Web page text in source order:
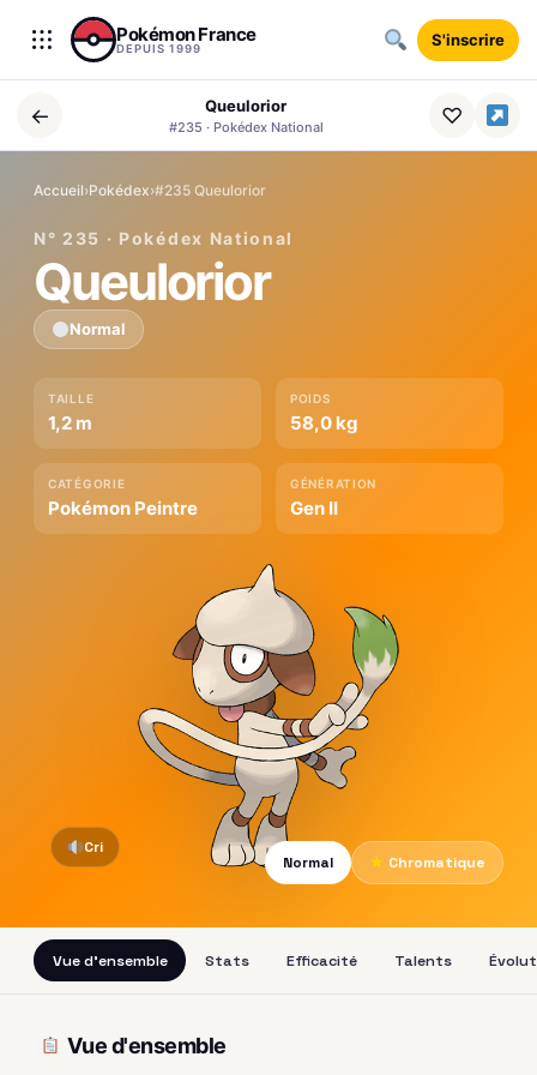
Aller au contenu
Pokémon France
DEPUIS 1999 S'inscrire
← Queulorior
#235 · Pokédex National ♡
Accueil›Pokédex›#235 Queulorior
N° 235 · Pokédex National
Queulorior
Normal
TAILLE
1,2 m
POIDS
58,0 kg
CATÉGORIE
Pokémon Peintre
GÉNÉRATION
Gen II
Cri
Normal
★ Chromatique
Vue d'ensemble Stats Efficacité Talents
Vue d'ensemble